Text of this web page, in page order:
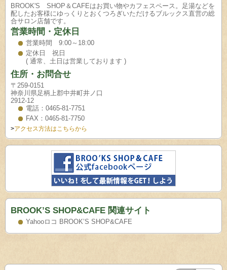
BROOK'S SHOP＆CAFEはお買い物やカフェスペース。足湯などを
配したお客様にゆっくりとおくつろぎいただけるブルックス直営の総
合サロン店舗です。
営業時間・定休日
営業時間 9:00～18:00
定休日 祝日
( 通常、土日は営業しております )
住所・お問合せ
〒259-0151
神奈川県足柄上郡中井町井ノ口
2912-12
電話：0465-81-7751
FAX：0465-81-7750
>アクセス方法はこちらから
BROOK’S SHOP&CAFE 関連サイト
Yahooロコ BROOK’S SHOP&CAFE